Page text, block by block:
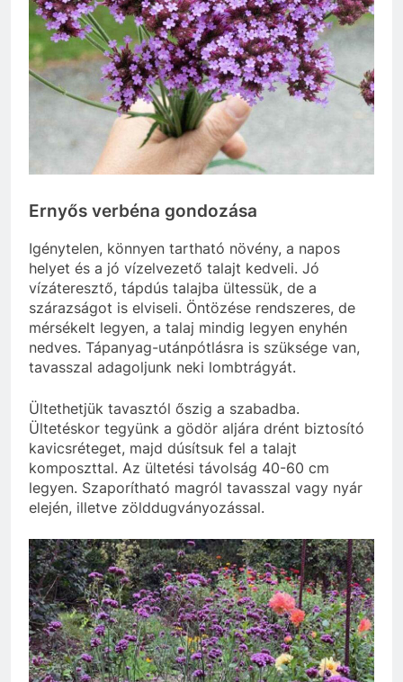
Ernyős verbéna gondozása
Igénytelen, könnyen tartható növény, a napos
helyet és a jó vízelvezető talajt kedveli. Jó
vízáteresztő, tápdús talajba ültessük, de a
szárazságot is elviseli. Öntözése rendszeres, de
mérsékelt legyen, a talaj mindig legyen enyhén
nedves. Tápanyag-utánpótlásra is szüksége van,
tavasszal adagoljunk neki lombtrágyát.
Ültethetjük tavasztól őszig a szabadba.
Ültetéskor tegyünk a gödör aljára drént biztosító
kavicsréteget, majd dúsítsuk fel a talajt
komposzttal. Az ültetési távolság 40-60 cm
legyen. Szaporítható magról tavasszal vagy nyár
elején, illetve zölddugványozással.